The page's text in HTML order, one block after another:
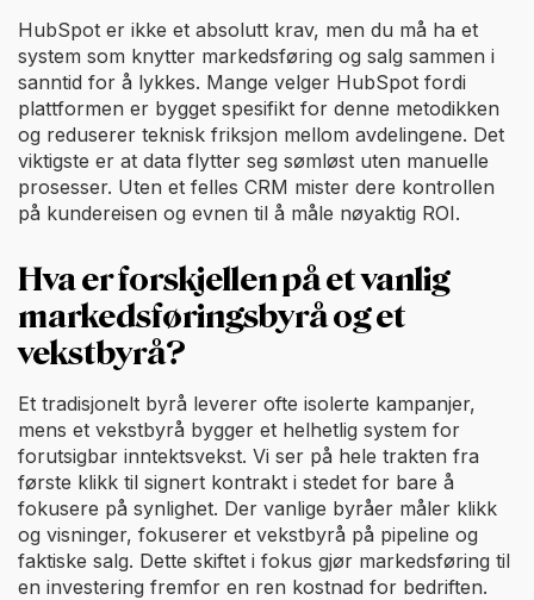
HubSpot er ikke et absolutt krav, men du må ha et
system som knytter markedsføring og salg sammen i
sanntid for å lykkes. Mange velger HubSpot fordi
plattformen er bygget spesifikt for denne metodikken
og reduserer teknisk friksjon mellom avdelingene. Det
viktigste er at data flytter seg sømløst uten manuelle
prosesser. Uten et felles CRM mister dere kontrollen
på kundereisen og evnen til å måle nøyaktig ROI.
Hva er forskjellen på et vanlig
markedsføringsbyrå og et
vekstbyrå?
Et tradisjonelt byrå leverer ofte isolerte kampanjer,
mens et vekstbyrå bygger et helhetlig system for
forutsigbar inntektsvekst. Vi ser på hele trakten fra
første klikk til signert kontrakt i stedet for bare å
fokusere på synlighet. Der vanlige byråer måler klikk
og visninger, fokuserer et vekstbyrå på pipeline og
faktiske salg. Dette skiftet i fokus gjør markedsføring til
en investering fremfor en ren kostnad for bedriften.